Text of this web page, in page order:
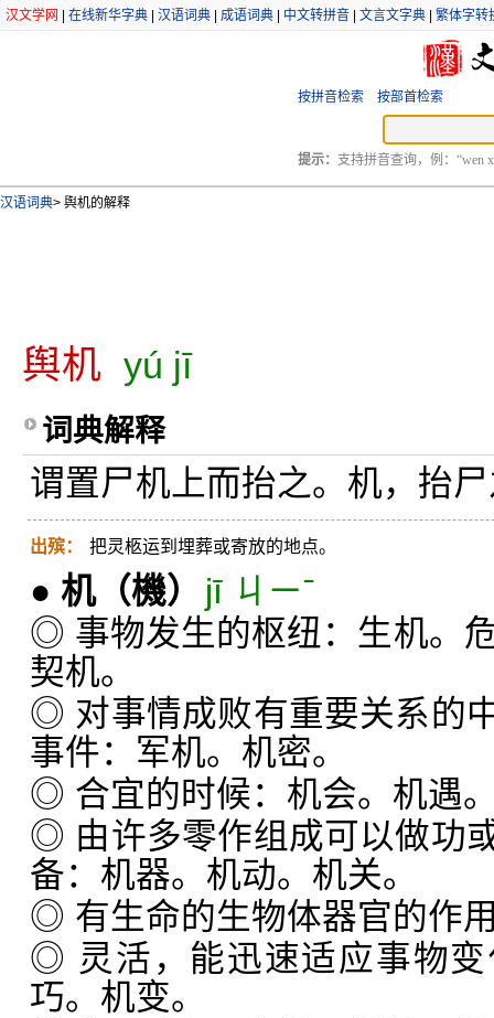
汉文学网 在线新华字典 汉语词典 成语词典 中文转拼音 文言文字典 繁体字转
按拼音检索 按部首检索
提示： 支持拼音查询，例：“wen
汉语词典> 舆机的解释
舆机 yú jī
词典解释
谓置尸机上而抬之。机，抬
出殡： 把灵柩运到埋葬或寄放的地点。
● 机（機）
jī ㄐㄧˉ
◎ 事物发生的枢纽：生机。
契机。
◎ 对事情成败有重要关系的
事件：军机。机密。
◎ 合宜的时候：机会。机遇
◎ 由许多零作组成可以做功
备：机器。机动。机关。
◎ 有生命的生物体器官的作
◎ 灵活，能迅速适应事物
巧。机变。